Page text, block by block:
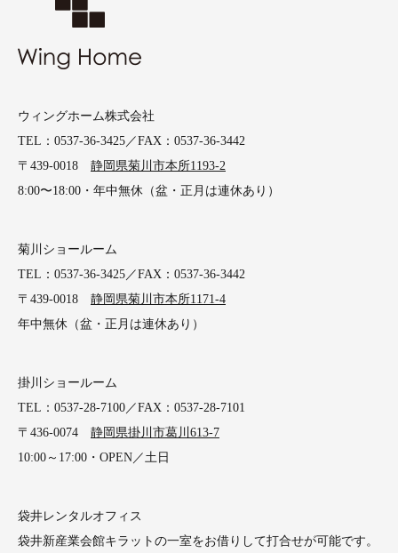
ウィングホーム株式会社
TEL：0537-36-3425／FAX：0537-36-3442
〒439-0018 静岡県菊川市本所1193-2
8:00〜18:00・年中無休（盆・正月は連休あり）
菊川ショールーム
TEL：0537-36-3425／FAX：0537-36-3442
〒439-0018 静岡県菊川市本所1171-4
年中無休（盆・正月は連休あり）
掛川ショールーム
TEL：0537-28-7100／FAX：0537-28-7101
〒436-0074 静岡県掛川市葛川613-7
10:00～17:00・OPEN／土日
袋井レンタルオフィス
袋井新産業会館キラットの一室をお借りして打合せが可能です。